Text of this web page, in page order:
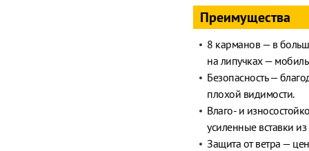
Преимущества
8 карманов — в
на липучках —
Безопасность —
плохой видимости.
Влаго- и
усиленные вставки
Защита от ветра —